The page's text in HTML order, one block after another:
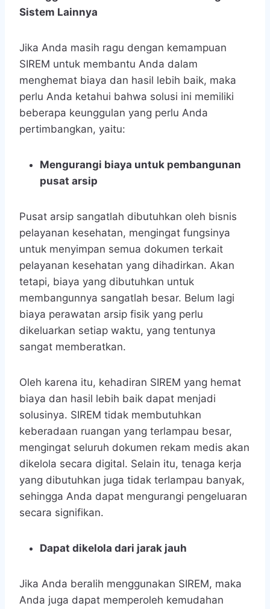
Sistem Lainnya
Jika Anda masih ragu dengan kemampuan
SIREM untuk membantu Anda dalam
menghemat biaya dan hasil lebih baik, maka
perlu Anda ketahui bahwa solusi ini memiliki
beberapa keunggulan yang perlu Anda
pertimbangkan, yaitu:
Mengurangi biaya untuk pembangunan
pusat arsip
Pusat arsip sangatlah dibutuhkan oleh bisnis
pelayanan kesehatan, mengingat fungsinya
untuk menyimpan semua dokumen terkait
pelayanan kesehatan yang dihadirkan. Akan
tetapi, biaya yang dibutuhkan untuk
membangunnya sangatlah besar. Belum lagi
biaya perawatan arsip fisik yang perlu
dikeluarkan setiap waktu, yang tentunya
sangat memberatkan.
Oleh karena itu, kehadiran SIREM yang hemat
biaya dan hasil lebih baik dapat menjadi
solusinya. SIREM tidak membutuhkan
keberadaan ruangan yang terlampau besar,
mengingat seluruh dokumen rekam medis akan
dikelola secara digital. Selain itu, tenaga kerja
yang dibutuhkan juga tidak terlampau banyak,
sehingga Anda dapat mengurangi pengeluaran
secara signifikan.
Dapat dikelola dari jarak jauh
Jika Anda beralih menggunakan SIREM, maka
Anda juga dapat memperoleh kemudahan